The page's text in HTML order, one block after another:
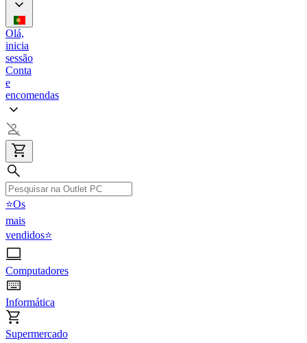
Olá,
inicia
sessão
Conta
e
encomendas
⭐Os
mais
vendidos⭐
Computadores
Informática
Supermercado